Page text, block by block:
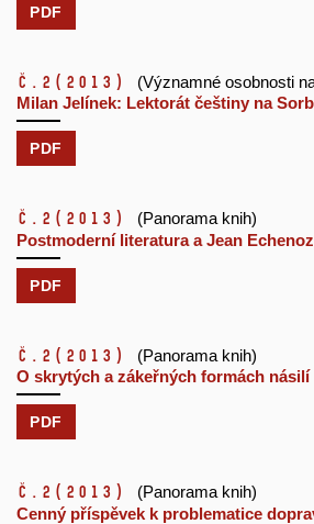
PDF
č.2 (2013)
(Významné osobnosti
Milan Jelínek: Lektorát češtiny na
PDF
č.2 (2013)
(Panorama knih)
Postmoderní literatura a Jean Echenoz
PDF
č.2 (2013)
(Panorama knih)
O skrytých a zákeřných formách násilí
PDF
č.2 (2013)
(Panorama knih)
Cenný příspěvek k problematice